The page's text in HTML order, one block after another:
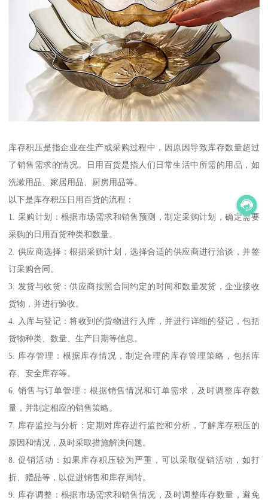
库存积压是指企业在生产或采购过程中，因原因导致库存数量超过
了销售需求的情况。日用百货是指人们日常生活中所需的用品，如
洗漱用品、家居用品、厨房用品等。
以下是库存积压日用百货的流程：
1. 采购计划：根据市场需求和销售预测，制定采购计划，确定需要
采购的日用百货种类和数量。
2. 供应商选择：根据采购计划，选择合适的供应商进行洽谈，并签
订采购合同。
3. 发货与收货：供应商按照合同约定的时间和数量发货，企业接收
货物，并进行验收。
4. 入库与登记：将收到的货物进行入库，并进行详细的登记，包括
货物种类、数量、生产日期等信息。
5. 库存管理：根据库存情况，制定合理的库存管理策略，包括库
存、安全库存等。
6. 销售与订单管理：根据销售情况和订单需求，及时调整库存数
量，并制定相应的销售策略。
7. 库存监控与分析：定期对库存进行监控和分析，了解库存积压的
原因和情况，及时采取措施解决问题。
8. 促销活动：如果库存积压较为严重，可以采取促销活动，如打
折、赠品等，以促进销售和库存周转。
9. 库存调整：根据市场需求和销售情况，及时调整库存数量，避免